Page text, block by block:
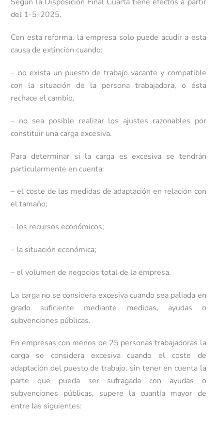
del 1-5-2025.
Con esta reforma, la empresa solo puede acudir a esta
causa de extinción cuando:
– no exista un puesto de trabajo vacante y compatible
con la situación de la persona trabajadora, o ésta
rechace el cambio,
– no sea posible realizar los ajustes razonables por
constituir una carga excesiva.
Para determinar si la carga es excesiva se tendrán
particularmente en cuenta:
– el coste de las medidas de adaptación en relación con
el tamaño;
– los recursos económicos;
– la situación económica;
– el volumen de negocios total de la empresa.
La carga no se considera excesiva cuando sea paliada en
grado suficiente mediante medidas, ayudas o
subvenciones públicas.
En empresas con menos de 25 personas trabajadoras la
carga se considera excesiva cuando el coste de
adaptación del puesto de trabajo, sin tener en cuenta la
parte que pueda ser sufragada con ayudas o
subvenciones públicas, supere la cuantía mayor de
entre las siguientes: